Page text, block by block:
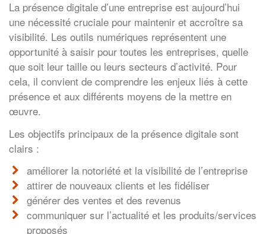
La présence digitale d’une entreprise est aujourd’hui
une nécessité cruciale pour maintenir et accroître sa
visibilité. Les outils numériques représentent une
opportunité à saisir pour toutes les entreprises, quelle
que soit leur taille ou leurs secteurs d’activité. Pour
cela, il convient de comprendre les enjeux liés à cette
présence et aux différents moyens de la mettre en
œuvre.
Les objectifs principaux de la présence digitale sont
clairs :
améliorer la notoriété et la visibilité de l’entreprise
attirer de nouveaux clients et les fidéliser
générer des ventes et des revenus
communiquer sur l’actualité et les produits/services
proposés